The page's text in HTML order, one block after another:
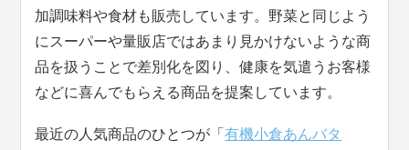
加調味料や食材も販売しています。野菜と同じよう
にスーパーや量販店ではあまり見かけないような商
品を扱うことで差別化を図り、健康を気遣うお客様
などに喜んでもらえる商品を提案しています。
最近の人気商品のひとつが「有機小倉あんバタ